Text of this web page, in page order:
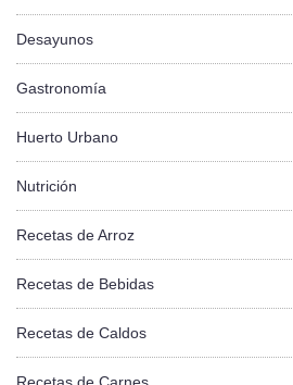
Desayunos
Gastronomía
Huerto Urbano
Nutrición
Recetas de Arroz
Recetas de Bebidas
Recetas de Caldos